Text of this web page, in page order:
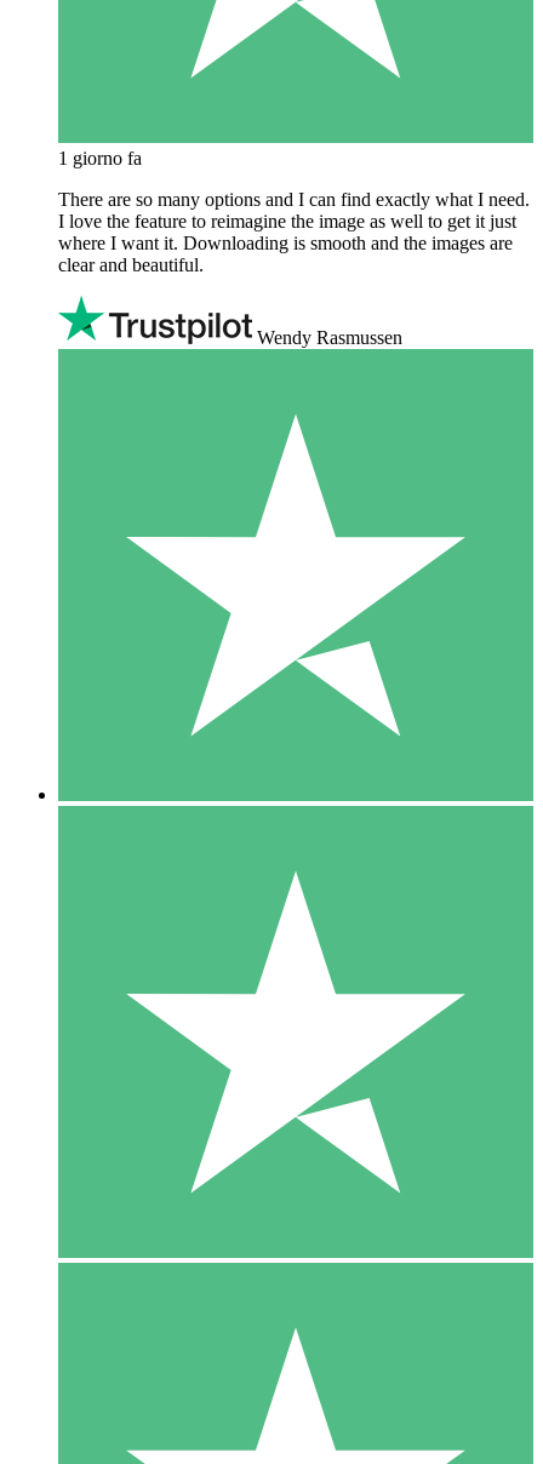
1 giorno fa
There are so many options and I can find exactly what I need.
I love the feature to reimagine the image as well to get it just
where I want it. Downloading is smooth and the images are
clear and beautiful.
Wendy Rasmussen